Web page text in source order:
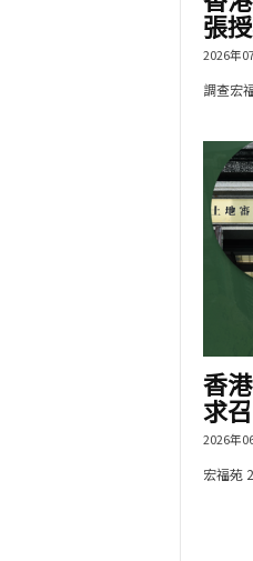
張
2026年
調查宏
香
求
2026年
宏福苑